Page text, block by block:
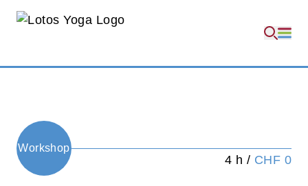
Workshop
4 h / CHF 0